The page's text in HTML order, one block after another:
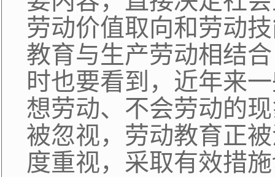
劳动价值取向和劳动
教育与生产劳动相结
时也要看到，近年来
想劳动、不会劳动的
被忽视，劳动教育正
度重视，采取有效措